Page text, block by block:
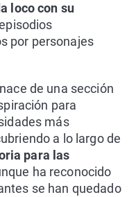
loco con su
por personajes
de una sección
para
más
a lo largo de
para las
ha reconocido
se han quedado